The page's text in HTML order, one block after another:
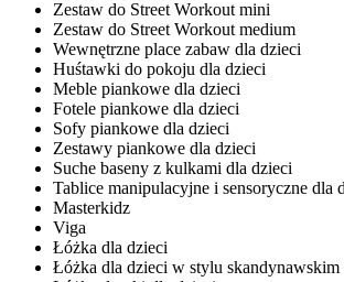
Zestaw do Street Workout mini
Zestaw do Street Workout medium
Wewnętrzne place zabaw dla dzieci
Huśtawki do pokoju dla dzieci
Meble piankowe dla dzieci
Fotele piankowe dla dzieci
Sofy piankowe dla dzieci
Zestawy piankowe dla dzieci
Suche baseny z kulkami dla dzieci
Tablice manipulacyjne i sensoryczne dla
Masterkidz
Viga
Łóżka dla dzieci
Łóżka dla dzieci w stylu skandynawskim